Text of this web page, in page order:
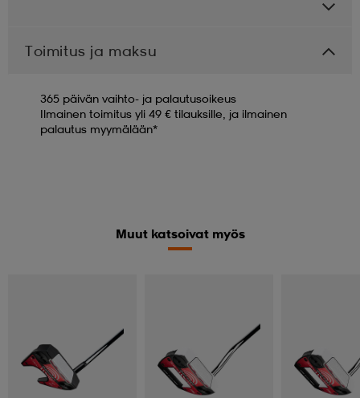
Toimitus ja maksu
365 päivän vaihto- ja palautusoikeus
Ilmainen toimitus yli 49 € tilauksille, ja ilmainen
palautus myymälään*
Muut katsoivat myös